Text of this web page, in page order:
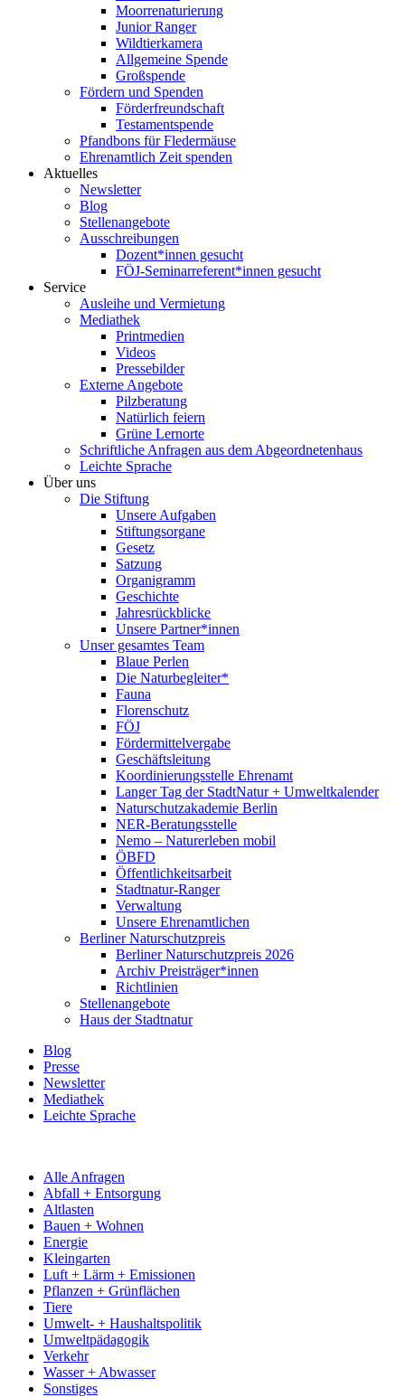
Moorrenaturierung
Junior Ranger
Wildtierkamera
Allgemeine Spende
Großspende
Fördern und Spenden
Förderfreundschaft
Testamentspende
Pfandbons für Fledermäuse
Ehrenamtlich Zeit spenden
Aktuelles
Newsletter
Blog
Stellenangebote
Ausschreibungen
Dozent*innen gesucht
FÖJ-Seminarreferent*innen gesucht
Service
Ausleihe und Vermietung
Mediathek
Printmedien
Videos
Pressebilder
Externe Angebote
Pilzberatung
Natürlich feiern
Grüne Lernorte
Schriftliche Anfragen aus dem Abgeordnetenhaus
Leichte Sprache
Über uns
Die Stiftung
Unsere Aufgaben
Stiftungsorgane
Gesetz
Satzung
Organigramm
Geschichte
Jahresrückblicke
Unsere Partner*innen
Unser gesamtes Team
Blaue Perlen
Die Naturbegleiter*
Fauna
Florenschutz
FÖJ
Fördermittelvergabe
Geschäftsleitung
Koordinierungsstelle Ehrenamt
Langer Tag der StadtNatur + Umweltkalender
Naturschutzakademie Berlin
NER-Beratungsstelle
Nemo – Naturerleben mobil
ÖBFD
Öffentlichkeitsarbeit
Stadtnatur-Ranger
Verwaltung
Unsere Ehrenamtlichen
Berliner Naturschutzpreis
Berliner Naturschutzpreis 2026
Archiv Preisträger*innen
Richtlinien
Stellenangebote
Haus der Stadtnatur
Blog
Presse
Newsletter
Mediathek
Leichte Sprache
Alle Anfragen
Abfall + Entsorgung
Altlasten
Bauen + Wohnen
Energie
Kleingarten
Luft + Lärm + Emissionen
Pflanzen + Grünflächen
Tiere
Umwelt- + Haushaltspolitik
Umweltpädagogik
Verkehr
Wasser + Abwasser
Sonstiges